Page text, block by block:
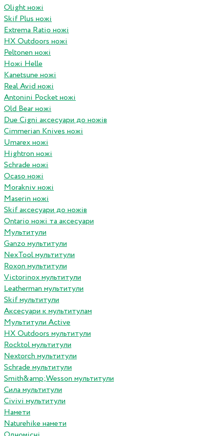
Olight ножі
Skif Plus ножі
Extrema Ratio ножі
HX Outdoors ножі
Peltonen ножі
Ножі Helle
Kanetsune ножі
Real Avid ножі
Antonini Pocket ножі
Old Bear ножі
Due Cigni аксесуари до ножів
Cimmerian Knives ножі
Umarex ножі
Hightron ножі
Schrade ножі
Ocaso ножі
Morakniv ножі
Maserin ножі
Skif аксесуари до ножів
Ontario ножі та аксесуари
Мультитули
Ganzo мультитули
NexTool мультитули
Roxon мультитули
Victorinox мультитули
Leatherman мультитули
Skif мультитули
Аксесуари к мультитулам
Мультитули Active
HX Outdoors мультитули
Rocktol мультитули
Nextorch мультитули
Schrade мультитули
Smith&amp;Wesson мультитули
Сила мультитули
Civivi мультитули
Намети
Naturehike намети